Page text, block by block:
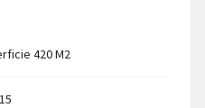
420 M2